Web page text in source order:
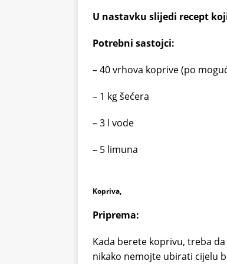
U nastavku slijedi recept
Potrebni sastojci:
– 40 vrhova koprive (po
– 1 kg šećera
– 3 l vode
– 5 limuna
Kopriva,
Priprema:
Kada berete koprivu, treba
nikako nemojte ubirati cijelu